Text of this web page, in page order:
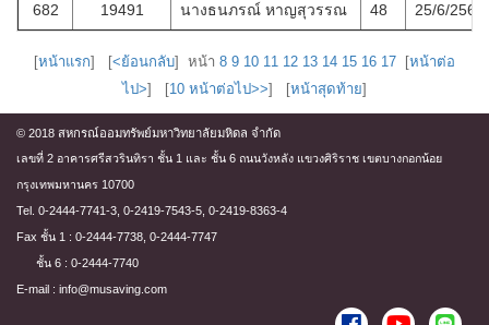
682 19491 นางธนภรณ์ หาญสุวรรณ 48 25/6/2563
[หน้าแรก] [<ย้อนกลับ] หน้า 8 9 10 11 12 13 14 15 16 17 [หน้าต่อ
ไป>] [10 หน้าต่อไป>>] [หน้าสุดท้าย]
© 2018 สหกรณ์ออมทรัพย์มหาวิทยาลัยมหิดล จำกัด
เลขที่ 2 อาคารศรีสวรินทิรา ชั้น 1 และ ชั้น 6 ถนนวังหลัง แขวงศิริราช เขตบางกอกน้อย
กรุงเทพมหานคร 10700
Tel. 0-2444-7741-3, 0-2419-7543-5, 0-2419-8363-4
Fax ชั้น 1 : 0-2444-7738, 0-2444-7747
ชั้น 6 : 0-2444-7740
E-mail : info@musaving.com